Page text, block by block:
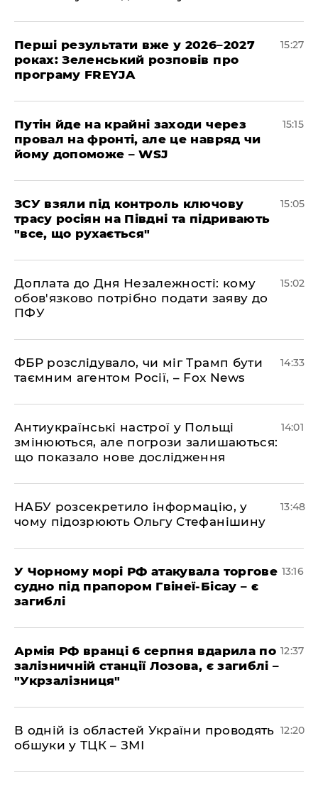
Перші результати вже у 2026–2027
роках: Зеленський розповів про
програму FREYJA
15:27
Путін йде на крайні заходи через
провал на фронті, але це навряд чи
йому допоможе – WSJ
15:15
ЗСУ взяли під контроль ключову
трасу росіян на Півдні та підривають
"все, що рухається"
15:05
Доплата до Дня Незалежності: кому
обов'язково потрібно подати заяву до
ПФУ
15:02
ФБР розслідувало, чи міг Трамп бути
таємним агентом Росії, – Fox News
14:33
Антиукраїнські настрої у Польщі
змінюються, але погрози залишаються:
що показало нове дослідження
14:01
НАБУ розсекретило інформацію, у
чому підозрюють Ольгу Стефанішину
13:48
У Чорному морі РФ атакувала торгове
судно під прапором Гвінеї-Бісау – є
загиблі
13:16
Армія РФ вранці 6 серпня вдарила по
залізничній станції Лозова, є загиблі –
"Укрзалізниця"
12:37
В одній із областей України проводять
обшуки у ТЦК – ЗМІ
12:20